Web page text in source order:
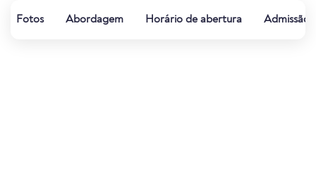
Fotos Abordagem Horário de abertura Admissão